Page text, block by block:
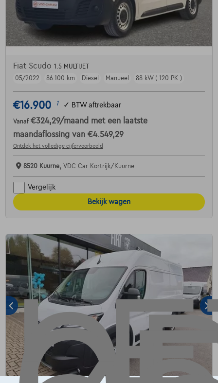
Fiat Scudo 1.5 MULTIJET
05/2022
86.100 km Diesel Manueel 88 kW ( 120 PK )
€16.900 1 ✓ BTW aftrekbaar
Vanaf €324,29/maand met een laatste
maandaflossing van €4.549,29
Ontdek het volledige cijfervoorbeeld
8520 Kuurne, VDC Car Kortrijk/Kuurne
Vergelijk
Bekijk wagen